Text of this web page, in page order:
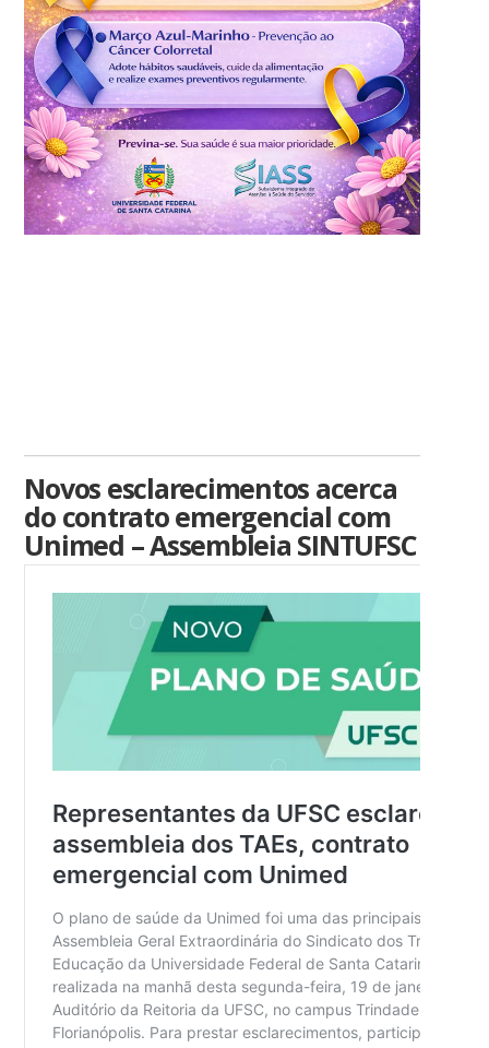
Novos esclarecimentos acerca
do contrato emergencial com
Unimed – Assembleia SINTUFSC